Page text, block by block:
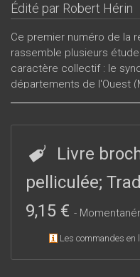
Édité par Robert Hérin
Ce premier numéro de la
rassemble plusieurs
caractère collectif : le
départements de l'Ouest
et son expression
Livre
pelliculée;
9,15 € -
Les commandes en